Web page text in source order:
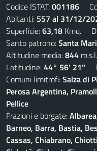
Codice ISTAT:001186
Abitanti: 557 al 31/12/
Superficie:63,18 Kmq.
Santo patrono:Santa
Altitudine media:844
Latitudine:44° 56' 21''
Comuni limitrofi:Salza di
Perosa Argentina,
Pellice
Frazioni e borgate:
Barneo, Barra, Bastia,
Cassas, Chiabrano,